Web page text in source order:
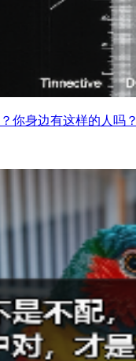
你身边有这样的人吗？